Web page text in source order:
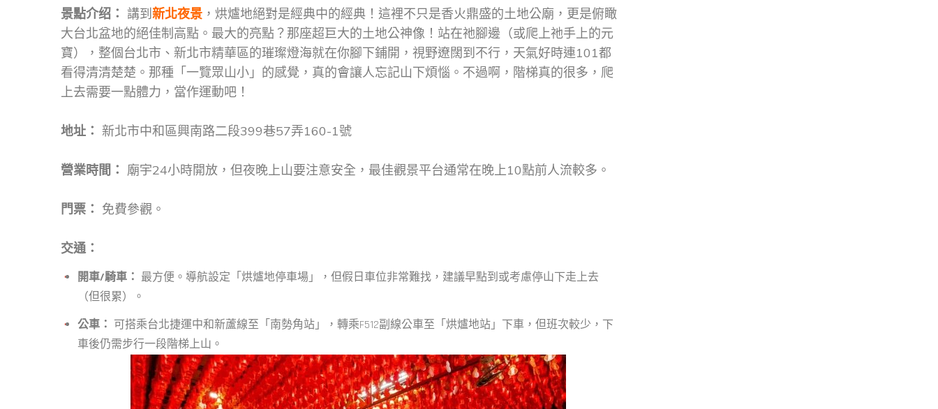
景點介绍： 講到 新北夜景 ，烘爐地絕對是經典中的經典！這裡不只是香火鼎盛的土地公廟，更是俯瞰
大台北盆地的絕佳制高點。最大的亮點？那座超巨大的土地公神像！站在祂腳邊（或爬上祂手上的元
寶），整個台北市、新北市精華區的璀璨燈海就在你腳下鋪開，視野遼闊到不行，天氣好時連101都
看得清清楚楚。那種「一覽眾山小」的感覺，真的會讓人忘記山下煩惱。不過啊，階梯真的很多，爬
上去需要一點體力，當作運動吧！
地址： 新北市中和區興南路二段399巷57弄160-1號
營業時間： 廟宇24小時開放，但夜晚上山要注意安全，最佳觀景平台通常在晚上10點前人流較多。
門票： 免費參觀。
交通：
開車/騎車： 最方便。導航設定「烘爐地停車場」，但假日車位非常難找，建議早點到或考慮停山下走上去
（但很累）。
公車： 可搭乘台北捷運中和新蘆線至「南勢角站」，轉乘F512副線公車至「烘爐地站」下車，但班次較少，下
車後仍需步行一段階梯上山。